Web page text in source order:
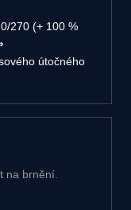
270 (+ 100 %
útočného
na brnění.